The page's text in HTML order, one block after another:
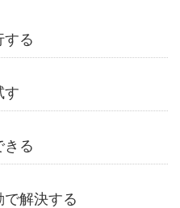
する
す
きる
解決する